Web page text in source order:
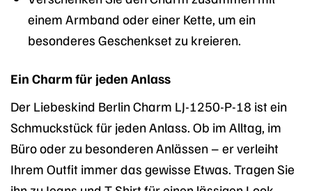
einem Armband oder einer Kette, um ein
besonderes Geschenkset zu kreieren.
Ein Charm für jeden Anlass
Der Liebeskind Berlin Charm LJ-1250-P-18 ist ein
Schmuckstück für jeden Anlass. Ob im Alltag, im
Büro oder zu besonderen Anlässen – er verleiht
Ihrem Outfit immer das gewisse Etwas. Tragen Sie